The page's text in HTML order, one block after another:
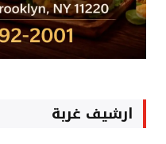
ارشيف غربة